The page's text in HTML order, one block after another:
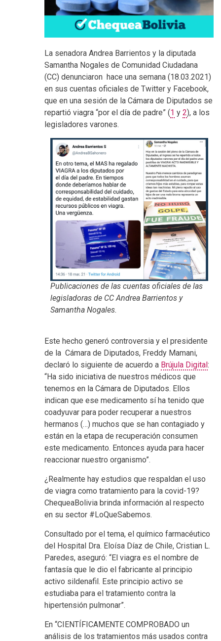
La senadora Andrea Barrientos y la diputada
Samantha Nogales de Comunidad Ciudadana
(CC) denunciaron hace una semana (18.03.2021)
en sus cuentas oficiales de Twitter y Facebook,
que en una sesión de la Cámara de Diputados se
repartió viagra “por el día de padre” (1 y 2), a los
legisladores varones.
Publicaciones de las cuentas oficiales de las
legisladoras de CC Andrea Barrientos y
Samantha Nogales.
Este hecho generó controversia y el presidente
de la Cámara de Diputados, Freddy Mamani,
declaró lo siguiente de acuerdo a Brújula Digital :
“Ha sido iniciativa de nuestros médicos que
tenemos en la Cámara de Diputados. Ellos
indican que ese medicamento sí ha tenido que
coadyuvar para poder recuperar a nuestros
hermanos (…) muchos que se han contagiado y
están en la etapa de recuperación consumen
este medicamento. Entonces ayuda para hacer
reaccionar nuestro organismo”.
¿Realmente hay estudios que respaldan el uso
de viagra como tratamiento para la covid-19?
ChequeaBolivia brinda información al respecto
en su sector #LoQueSabemos.
Consultado por el tema, el químico farmacéutico
del Hospital Dra. Eloísa Díaz de Chile, Cristian L.
Paredes, aseguró: “El viagra es el nombre de
fantasía que le dio el fabricante al principio
activo sildenafil. Este principio activo se
estudiaba para el tratamiento contra la
hipertensión pulmonar”.
En “CIENTÍFICAMENTE COMPROBADO un
análisis de los tratamientos más usados contra